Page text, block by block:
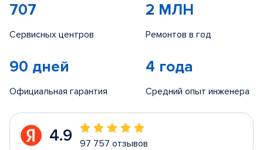
707
Сервисных центров
2 МЛН
Ремонтов в год
90 дней
Официальная гарантия
4 года
Средний опыт инженера
4.9 97 757 отзывов